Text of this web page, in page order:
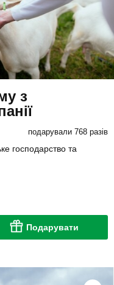
з
подарували 768 разів
господарство та
Подарувати